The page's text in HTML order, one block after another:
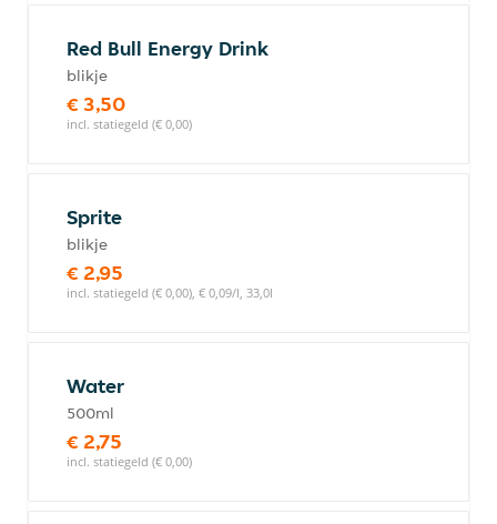
Red Bull Energy Drink
blikje
€ 3,50
incl. statiegeld (€ 0,00)
Sprite
blikje
€ 2,95
incl. statiegeld (€ 0,00), € 0,09/l, 33,0l
Water
500ml
€ 2,75
incl. statiegeld (€ 0,00)